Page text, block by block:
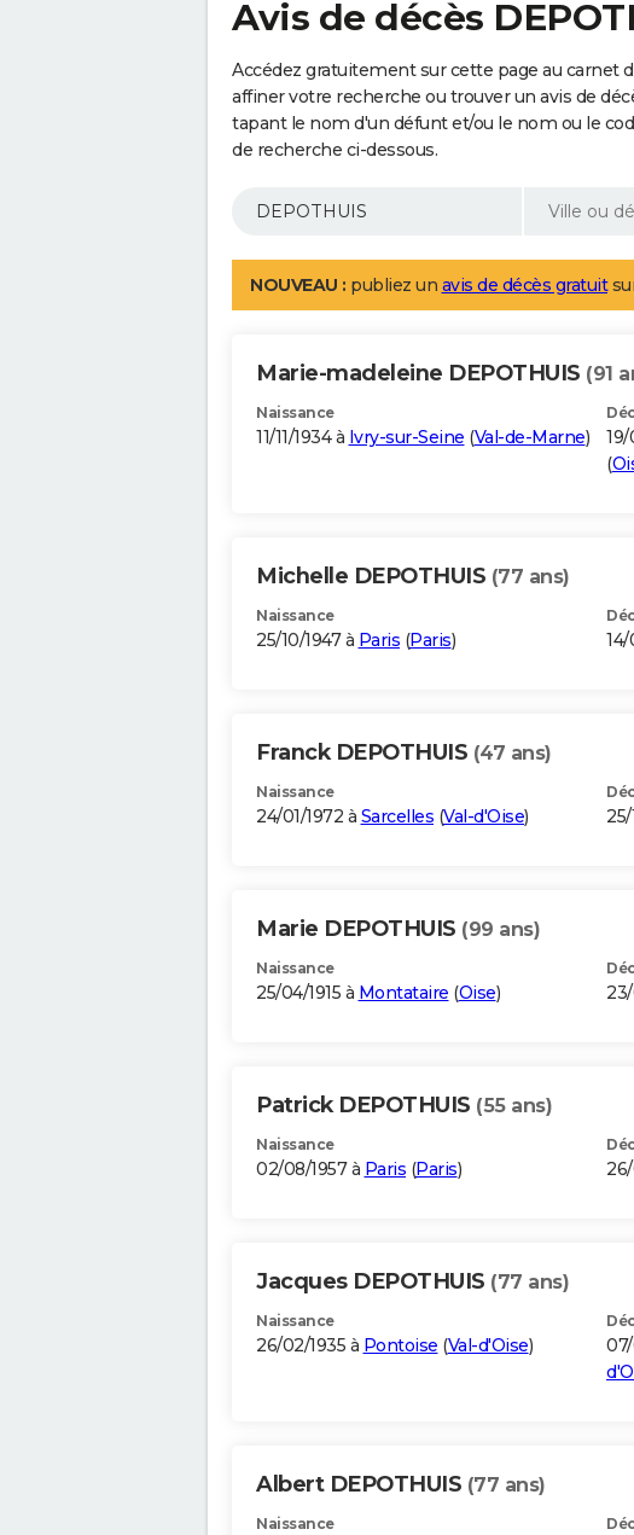
Avis de décès
Accédez gratuitement sur cette page au carnet
affiner votre recherche ou trouver un avis de
tapant le nom d'un défunt et/ou le nom ou le
de recherche ci-dessous.
NOUVEAU : publiez un avis de décès gratuit
Marie-madeleine DEPOTHUIS (91
Naissance
11/11/1934 à Ivry-sur-Seine (Val-de-Marne)
(
Michelle DEPOTHUIS (77 ans)
Naissance
25/10/1947 à Paris (Paris)
Franck DEPOTHUIS (47 ans)
Naissance
24/01/1972 à Sarcelles (Val-d'Oise) 25/
Marie DEPOTHUIS (99 ans)
Naissance
25/04/1915 à Montataire (Oise)
Patrick DEPOTHUIS (55 ans)
Naissance
02/08/1957 à Paris (Paris)
Jacques DEPOTHUIS (77 ans)
Naissance
26/02/1935 à Pontoise (Val-d'Oise)
Albert DEPOTHUIS (77 ans)
Naissance